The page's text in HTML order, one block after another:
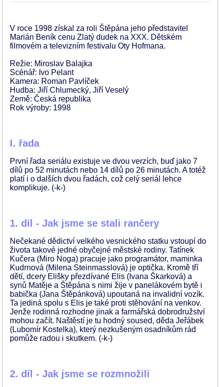
V roce 1998 získal za roli Štěpána jeho představitel
Marián Beník cenu Zlatý dudek na XXX. Dětském
filmovém a televizním festivalu Oty Hofmana.
Režie: Miroslav Balajka
Scénář: Ivo Pelant
Kamera: Roman Pavlíček
Hudba: Jiří Chlumecký, Jiří Veselý
Země: Česká republika
Rok výroby: 1998
I. řada
První řada seriálu existuje ve dvou verzích, buď jako 7
dílů po 52 minutách nebo 14 dílů po 26 minutách. A totéž
platí i o dalších dvou řadách, což celý seriál lehce
komplikuje. (-k-)
1. díl - Jak jsme se stali rančery
Nečekané dědictví velkého vesnického statku vstoupí do
života takové jedné obyčejné městské rodiny. Tatínek
Kučera (Miro Noga) pracuje jako programátor, maminka
Kudrnová (Milena Steinmasslová) je optička. Kromě tří
dětí, dcery Elišky přezdívané Elis (Ivana Škarková) a
synů Matěje a Štěpána s nimi žije v panelákovém bytě i
babička (Jana Štěpánková) upoutaná na invalidní vozík.
Ta jediná spolu s Elis je také proti stěhování na venkov.
Jenže rodinná rozhodne jinak a farmářská dobrodružství
mohou začít. Naštěstí je tu hodný soused, děda Jeřábek
(Lubomír Kostelka), který nezkušeným osadníkům rád
pomůže radou i skutkem. (-k-)
2. díl - Jak jsme se rozmnožili